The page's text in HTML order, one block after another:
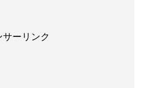
サーリンク